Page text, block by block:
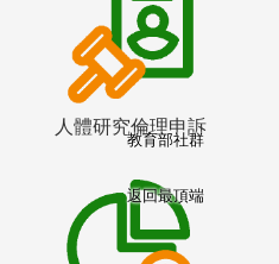
人體研究倫理申訴
教育部社群
返回最頂端